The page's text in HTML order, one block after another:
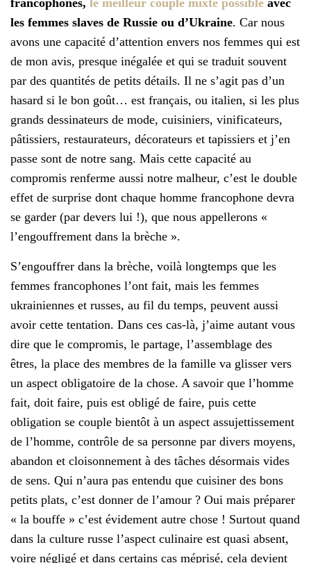
les femmes slaves de Russie ou d’Ukraine. Car nous
avons une capacité d’attention envers nos femmes qui est
de mon avis, presque inégalée et qui se traduit souvent
par des quantités de petits détails. Il ne s’agit pas d’un
hasard si le bon goût… est français, ou italien, si les plus
grands dessinateurs de mode, cuisiniers, vinificateurs,
pâtissiers, restaurateurs, décorateurs et tapissiers et j’en
passe sont de notre sang. Mais cette capacité au
compromis renferme aussi notre malheur, c’est le double
effet de surprise dont chaque homme francophone devra
se garder (par devers lui !), que nous appellerons «
l’engouffrement dans la brèche ».
S’engouffrer dans la brèche, voilà longtemps que les
femmes francophones l’ont fait, mais les femmes
ukrainiennes et russes, au fil du temps, peuvent aussi
avoir cette tentation. Dans ces cas-là, j’aime autant vous
dire que le compromis, le partage, l’assemblage des
êtres, la place des membres de la famille va glisser vers
un aspect obligatoire de la chose. A savoir que l’homme
fait, doit faire, puis est obligé de faire, puis cette
obligation se couple bientôt à un aspect assujettissement
de l’homme, contrôle de sa personne par divers moyens,
abandon et cloisonnement à des tâches désormais vides
de sens. Qui n’aura pas entendu que cuisiner des bons
petits plats, c’est donner de l’amour ? Oui mais préparer
« la bouffe » c’est évidement autre chose ! Surtout quand
dans la culture russe l’aspect culinaire est quasi absent,
voire négligé et dans certains cas méprisé, cela devient